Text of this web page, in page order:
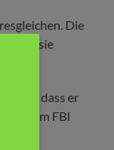
Die
soll sie
dass er
beim FBI